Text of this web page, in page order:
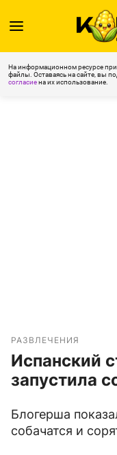
На информационном ресурсе
файлы. Оставаясь на сайте, вы
согласиена их использование.
РАЗВЛЕЧЕНИЯ
Испанский
запустила
Блогерша
собачатся и